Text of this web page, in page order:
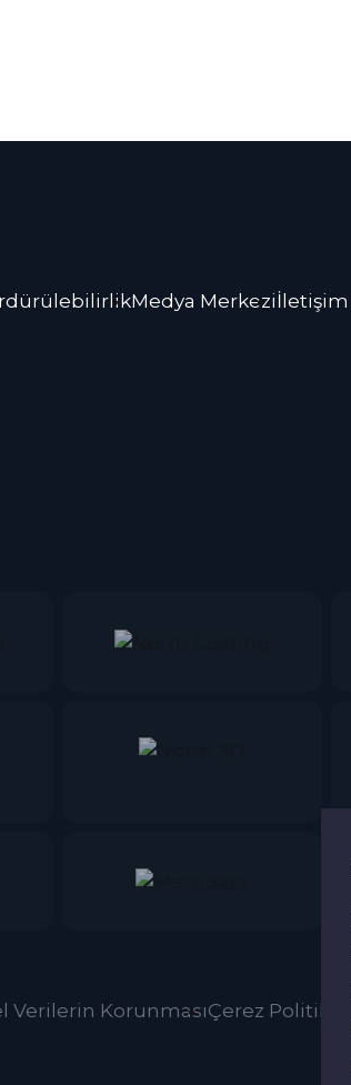
Medya Merkezi İletişim
Verilerin KorunmasıÇerez Politikası